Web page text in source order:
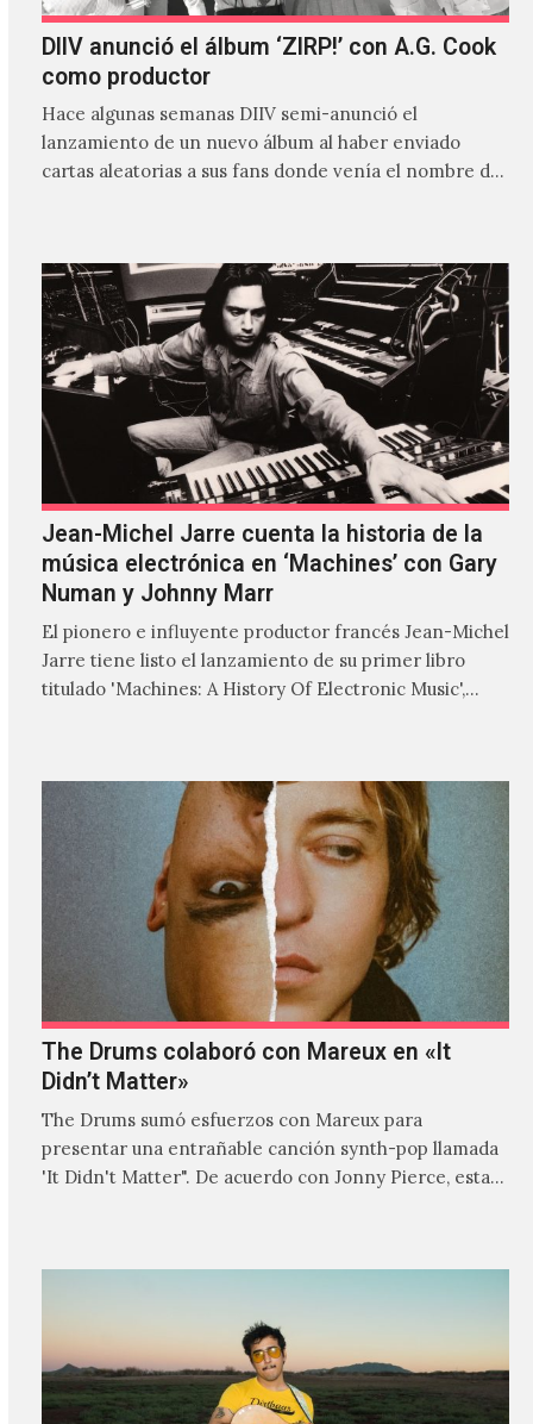
DIIV anunció el álbum ‘ZIRP!’ con A.G. Cook
como productor
Hace algunas semanas DIIV semi-anunció el
lanzamiento de un nuevo álbum al haber enviado
cartas aleatorias a sus fans donde venía el nombre de
Jean-Michel Jarre cuenta la historia de la
música electrónica en ‘Machines’ con Gary
Numan y Johnny Marr
El pionero e influyente productor francés Jean-Michel
Jarre tiene listo el lanzamiento de su primer libro
titulado 'Machines: A History Of Electronic Music',
The Drums colaboró con Mareux en «It
Didn’t Matter»
The Drums sumó esfuerzos con Mareux para
presentar una entrañable canción synth-pop llamada
'It Didn't Matter". De acuerdo con Jonny Pierce, esta